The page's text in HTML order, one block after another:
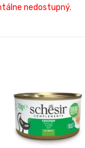
nedostupný.